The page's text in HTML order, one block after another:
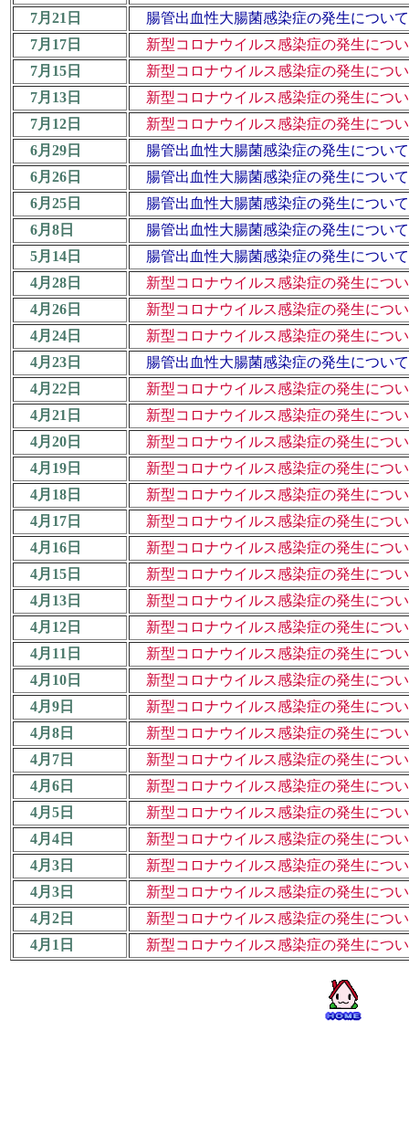
7月21日
腸管出血性大腸菌感染症の発生につい
7月17日
新型コロナウイルス感染症の発生につ
7月15日
新型コロナウイルス感染症の発生につ
7月13日
新型コロナウイルス感染症の発生につ
7月12日
新型コロナウイルス感染症の発生につ
6月29日
腸管出血性大腸菌感染症の発生につい
6月26日
腸管出血性大腸菌感染症の発生につい
6月25日
腸管出血性大腸菌感染症の発生につい
6月8日
腸管出血性大腸菌感染症の発生につい
5月14日
腸管出血性大腸菌感染症の発生につい
4月28日
新型コロナウイルス感染症の発生につ
4月26日
新型コロナウイルス感染症の発生につ
4月24日
新型コロナウイルス感染症の発生につ
4月23日
腸管出血性大腸菌感染症の発生につい
4月22日
新型コロナウイルス感染症の発生につ
4月21日
新型コロナウイルス感染症の発生につ
4月20日
新型コロナウイルス感染症の発生につ
4月19日
新型コロナウイルス感染症の発生につ
4月18日
新型コロナウイルス感染症の発生につ
4月17日
新型コロナウイルス感染症の発生につ
4月16日
新型コロナウイルス感染症の発生につ
4月15日
新型コロナウイルス感染症の発生につ
4月13日
新型コロナウイルス感染症の発生につ
4月12日
新型コロナウイルス感染症の発生につ
4月11日
新型コロナウイルス感染症の発生につ
4月10日
新型コロナウイルス感染症の発生につ
4月9日
新型コロナウイルス感染症の発生につ
4月8日
新型コロナウイルス感染症の発生につ
4月7日
新型コロナウイルス感染症の発生につ
4月6日
新型コロナウイルス感染症の発生につ
4月5日
新型コロナウイルス感染症の発生につ
4月4日
新型コロナウイルス感染症の発生につ
4月3日
新型コロナウイルス感染症の発生につ
4月3日
新型コロナウイルス感染症の発生につ
4月2日
新型コロナウイルス感染症の発生につ
4月1日
新型コロナウイルス感染症の発生につ